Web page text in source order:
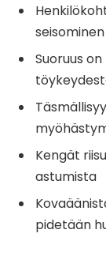
Suoruus
Kengät
astumista
pidetään